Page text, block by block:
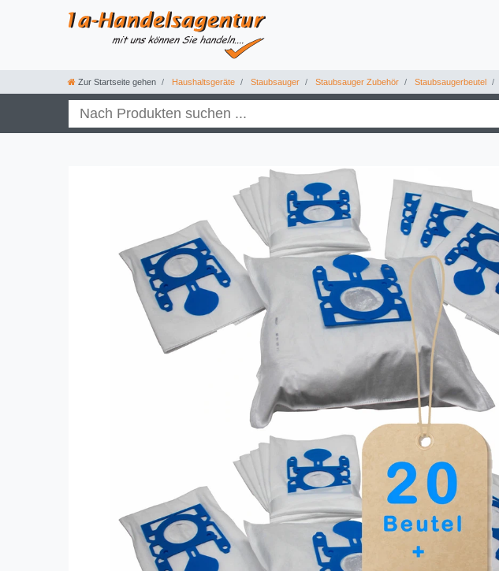
Zur Startseite gehen Haushaltsgeräte Staubsauger Staubsauger Zubehör Staubsaugerbeutel